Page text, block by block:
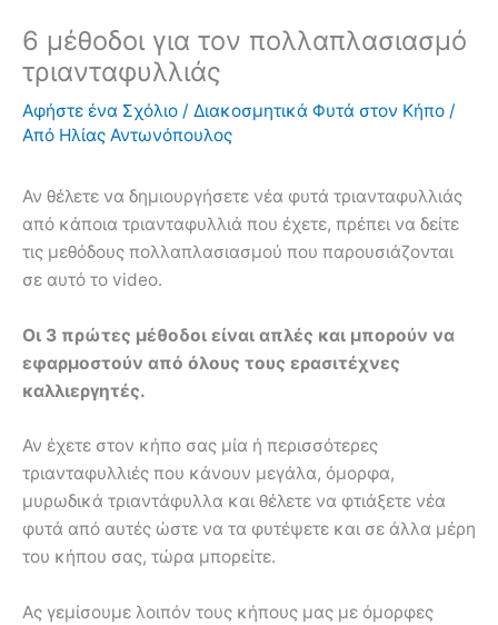
6 μέθοδοι για τον πολλαπλασιασμό
τριανταφυλλιάς
Αφήστε ένα Σχόλιο / Διακοσμητικά Φυτά στον Κήπο /
Από Ηλίας Αντωνόπουλος
Αν θέλετε να δημιουργήσετε νέα φυτά τριανταφυλλιάς
από κάποια τριανταφυλλιά που έχετε, πρέπει να δείτε
τις μεθόδους πολλαπλασιασμού που παρουσιάζονται
σε αυτό το video.
Οι 3 πρώτες μέθοδοι είναι απλές και μπορούν να
εφαρμοστούν από όλους τους ερασιτέχνες
καλλιεργητές.
Αν έχετε στον κήπο σας μία ή περισσότερες
τριανταφυλλιές που κάνουν μεγάλα, όμορφα,
μυρωδικά τριαντάφυλλα και θέλετε να φτιάξετε νέα
φυτά από αυτές ώστε να τα φυτέψετε και σε άλλα μέρη
του κήπου σας, τώρα μπορείτε.
Ας γεμίσουμε λοιπόν τους κήπους μας με όμορφες